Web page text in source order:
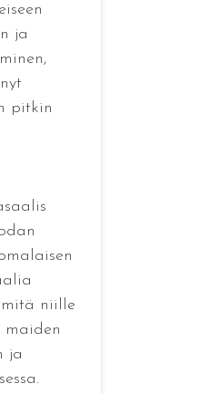
ja
pitkin
niille
ja